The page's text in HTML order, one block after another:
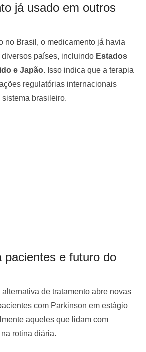
já usado em outros
no Brasil, o medicamento já havia
países, incluindo Estados
e Japão. Isso indica que a terapia
regulatórias internacionais
brasileiro.
pacientes e futuro do
de tratamento abre novas
com Parkinson em estágio
aqueles que lidam com
rotina diária.